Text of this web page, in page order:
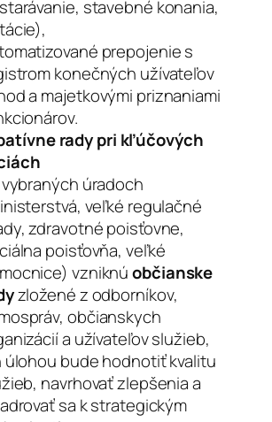
stavebné konania,
prepojenie s
konečných užívateľov
a majetkovými priznaniami
rady pri kľúčových
úradoch
veľké regulačné
zdravotné poisťovne,
poisťovňa, veľké
vzniknúobčianske
zložené z odborníkov,
občianskych
a užívateľov služieb,
úlohou bude hodnotiť kvalitu
navrhovať zlepšenia a
sa k strategickým